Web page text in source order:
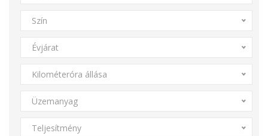
Szín
Évjárat
Kilométeróra állása
Üzemanyag
Teljesítmény